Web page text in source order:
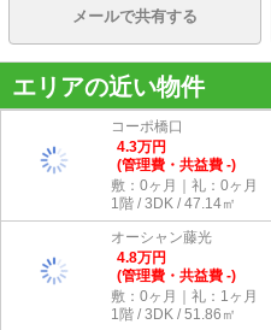
メールで共有する
エリアの近い物件
コーポ橋口
4.3万円
(管理費・共益費 -)
敷：0ヶ月｜礼：0ヶ月
1階 / 3DK / 47.14㎡
オーシャン藤光
4.8万円
(管理費・共益費 -)
敷：0ヶ月｜礼：1ヶ月
1階 / 3DK / 51.86㎡